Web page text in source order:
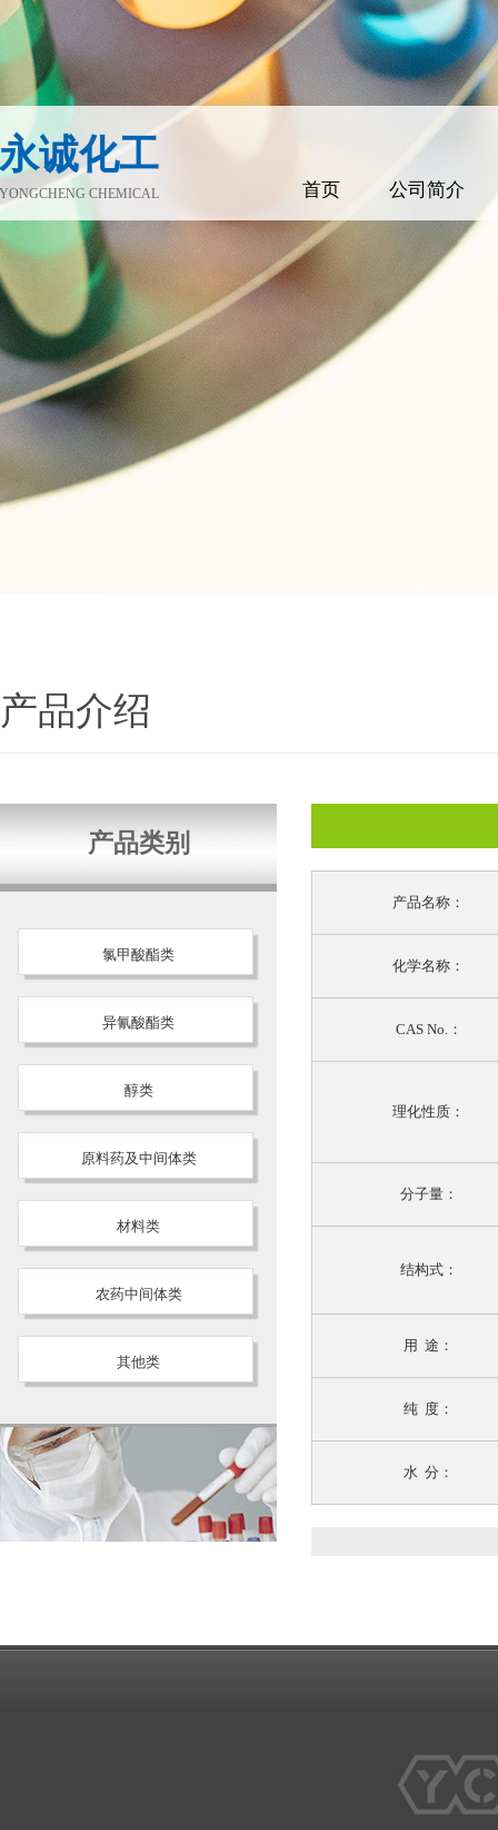
永诚化工
YONGCHENG CHEMICAL 首页 公司简介
产品介绍
产品类别
氯甲酸酯类
异氰酸酯类
醇类
原料药及中间体类
材料类
农药中间体类
其他类
产品名称：
化学名称：
CAS No.：
理化性质：
分子量：
结构式：
用 途：
纯 度：
水 分：